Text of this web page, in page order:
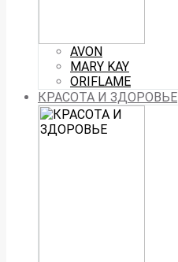
AVON
MARY KAY
ORIFLAME
КРАСОТА И ЗДОРОВЬЕ